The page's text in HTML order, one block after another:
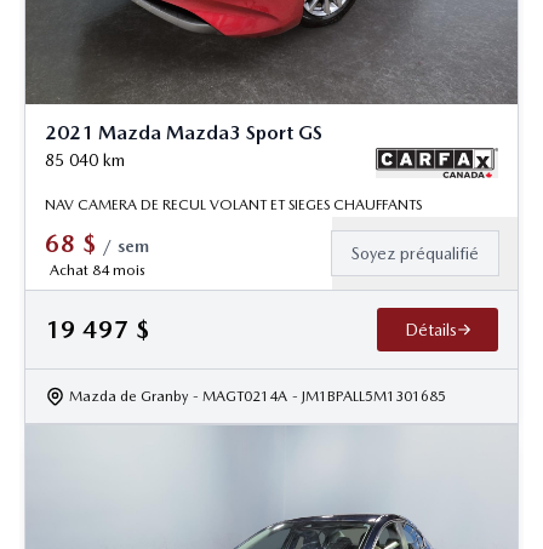
2021 Mazda Mazda3 Sport GS
85 040 km
NAV CAMERA DE RECUL VOLANT ET SIEGES CHAUFFANTS
68 $ / sem
Achat 84 mois
Soyez préqualifié
19 497 $ Détails
Mazda de Granby - MAGT0214A - JM1BPALL5M1301685